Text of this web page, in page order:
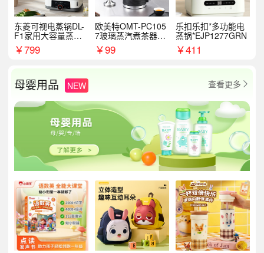
东菱可视电蒸锅DL-
F1家用大容量蒸炖
锅
￥799
欧美特OMT-PC105
7玻璃蒸汽煮茶器黑
茶泡茶具茶壶花茶壶
￥99
乐扣乐扣*多功能电
蒸锅*EJP1277GRN
￥411
母婴用品 NEW 查看更多 